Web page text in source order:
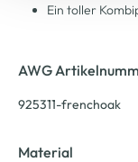
Ein toller
AWG
925311-frenchoak
Material